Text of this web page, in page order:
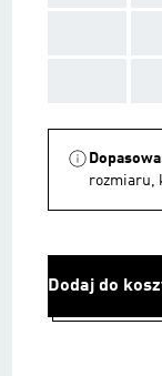
rozmiaru,
Dodaj do